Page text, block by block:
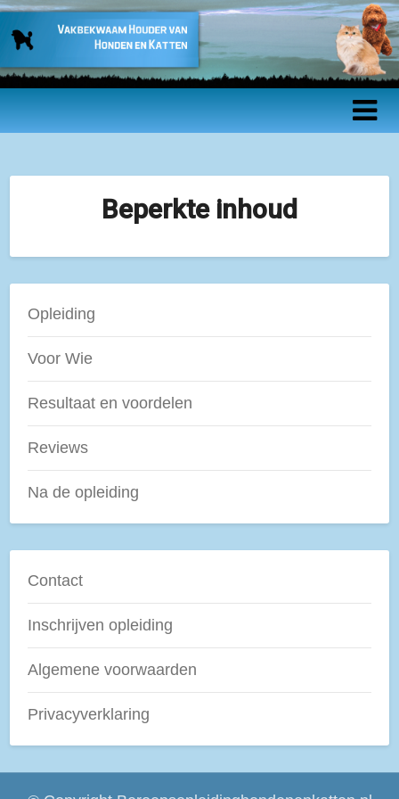
Vakbekwaam
Houder van
Honden en
Katten –
Beperkte inhoud
Opleiding
Voor Wie
Resultaat en voordelen
Reviews
Na de opleiding
Contact
Inschrijven opleiding
Algemene voorwaarden
Privacyverklaring